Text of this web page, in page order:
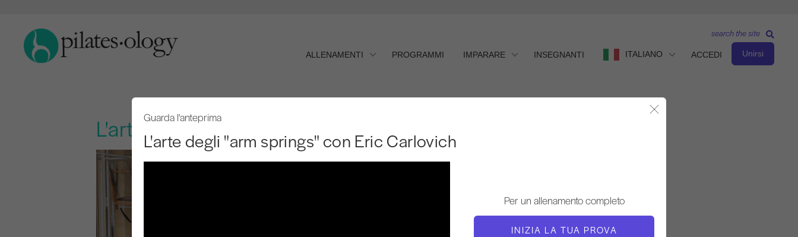
ALLENAMENTI PROGRAMMI IMPARARE INSEGNANTI ITALIANO ACCEDI Unirsi
search the site
L'arte degli "arm springs" con Eric Carlovich
Guarda l'anteprima
L'arte degli "arm springs" con Eric Carlovich
Per un allenamento completo
INIZIA LA TUA PROVA